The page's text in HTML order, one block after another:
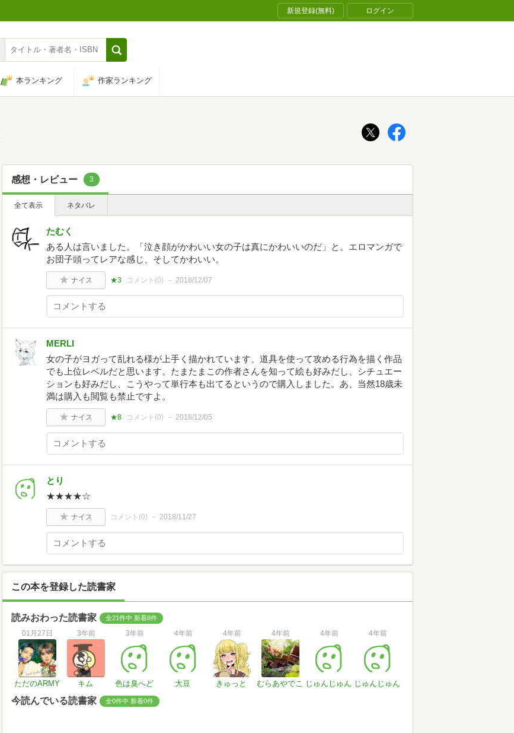
新規登録(無料) ログイン
本ランキング 作家ランキング
感想・レビュー 3
全て表示 ネタバレ
たむく
ある人は言いました。「泣き顔がかわいい女の子は真にかわいいのだ」と。エロマンガで
お団子頭ってレアな感じ、そしてかわいい。
ナイス ★3 コメント(0) 2018/12/07
MERLI
女の子がヨガって乱れる様が上手く描かれています、道具を使って攻める行為を描く作品
でも上位レベルだと思います。たまたまこの作者さんを知って絵も好みだし、シチュエー
ションも好みだし、こうやって単行本も出てるというので購入しました。あ、当然18歳未
満は購入も閲覧も禁止ですよ。
ナイス ★8 コメント(0) 2018/12/05
とり
★★★★☆
ナイス コメント(0) 2018/11/27
この本を登録した読書家
読みおわった読書家 全21件中 新着8件
01月27日
ただのARMY
3年前
キム
3年前
色は臭へど
4年前
大豆
4年前
きゅっと
4年前
むらあやでこ
4年前
じゅんじゅん
4年前
じゅんじゅん
今読んでいる読書家 全0件中 新着0件